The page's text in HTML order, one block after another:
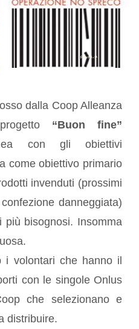
dalla Coop Alleanza
“Buon fine”
con gli obiettivi
come obiettivo primario
invenduti (prossimi
danneggiata)
bisognosi. Insomma
i volontari che hanno il
con le singole Onlus
che selezionano e
distribuire.